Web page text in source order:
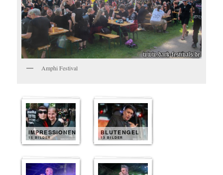
Amphi Festival
IMPRESSIONEN
15 BILDER
BLUTENGEL
13 BILDER